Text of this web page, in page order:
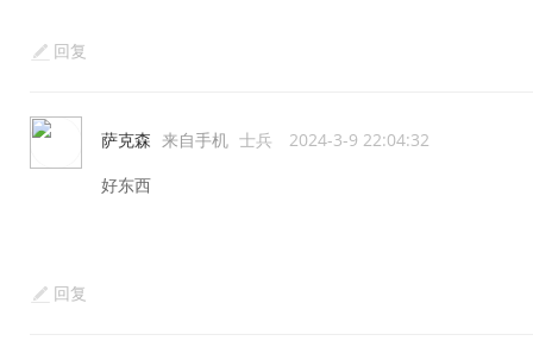
回复
萨克森 来自手机 士兵 2024-3-9 22:04:32
好东西
回复